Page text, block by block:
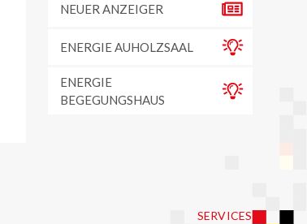
NEUER ANZEIGER
ENERGIE AUHOLZSAAL
ENERGIE
BEGEGUNGSHAUS
SERVICES